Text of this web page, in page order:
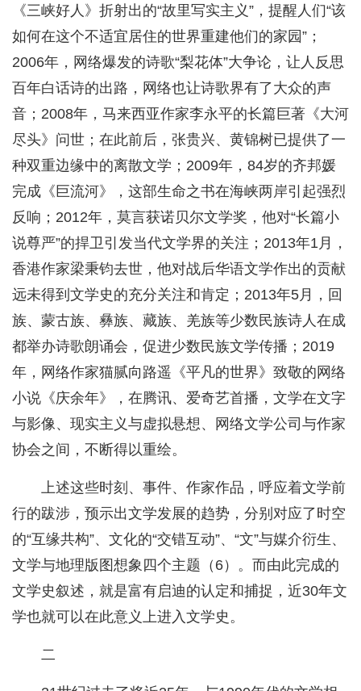
《三峡好人》折射出的“故里写实主义”，提醒人们“该
如何在这个不适宜居住的世界重建他们的家园”；
2006年，网络爆发的诗歌“梨花体”大争论，让人反思
百年白话诗的出路，网络也让诗歌界有了大众的声
音；2008年，马来西亚作家李永平的长篇巨著《大河
尽头》问世；在此前后，张贵兴、黄锦树已提供了一
种双重边缘中的离散文学；2009年，84岁的齐邦媛
完成《巨流河》，这部生命之书在海峡两岸引起强烈
反响；2012年，莫言获诺贝尔文学奖，他对“长篇小
说尊严”的捍卫引发当代文学界的关注；2013年1月，
香港作家梁秉钧去世，他对战后华语文学作出的贡献
远未得到文学史的充分关注和肯定；2013年5月，回
族、蒙古族、彝族、藏族、羌族等少数民族诗人在成
都举办诗歌朗诵会，促进少数民族文学传播；2019
年，网络作家猫腻向路遥《平凡的世界》致敬的网络
小说《庆余年》，在腾讯、爱奇艺首播，文学在文字
与影像、现实主义与虚拟悬想、网络文学公司与作家
协会之间，不断得以重绘。
上述这些时刻、事件、作家作品，呼应着文学前
行的跋涉，预示出文学发展的趋势，分别对应了时空
的“互缘共构”、文化的“交错互动”、“文”与媒介衍生、
文学与地理版图想象四个主题（6）。而由此完成的
文学史叙述，就是富有启迪的认定和捕捉，近30年文
学也就可以在此意义上进入文学史。
二